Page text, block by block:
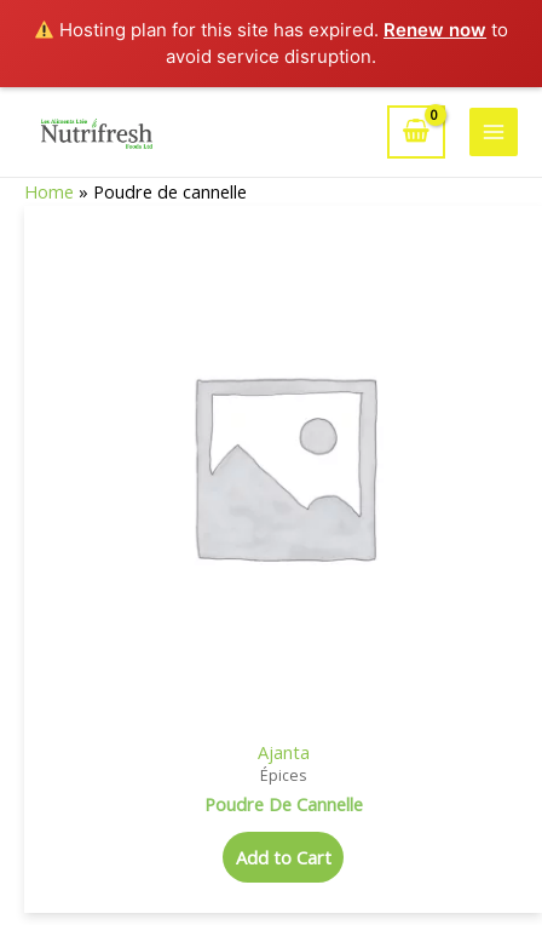
Hosting plan for this site has expired. Renew now to
avoid service disruption.
Main
Home » Poudre de cannelle
Ajanta
Épices
Poudre De Cannelle
Add to Cart